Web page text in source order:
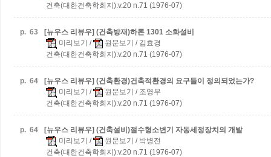
건축(대한건축학회지):v.20 n.71 (1976-07)
p. 63
[뉴우스 리뷰우] (건축방재)하론 1301 소화설비
미리보기 / 원문보기 / 김효경
건축(대한건축학회지):v.20 n.71 (1976-07)
p. 64
[뉴우스 리뷰우] (건축환경)건축적환경의 요구들이 정의되었는가?
미리보기 / 원문보기 / 조영무
건축(대한건축학회지):v.20 n.71 (1976-07)
p. 64
[뉴우스 리뷰우] (건축설비)절수형소변기 자동세정장치의 개발
미리보기 / 원문보기 / 박병전
건축(대한건축학회지):v.20 n.71 (1976-07)